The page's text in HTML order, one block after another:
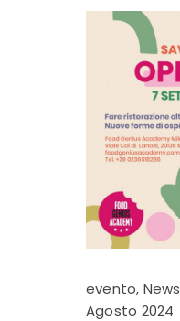
evento, News
Agosto 2024